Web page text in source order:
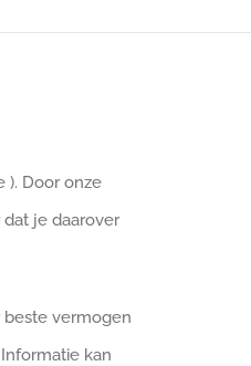
). Door onze
je daarover
beste vermogen
kan